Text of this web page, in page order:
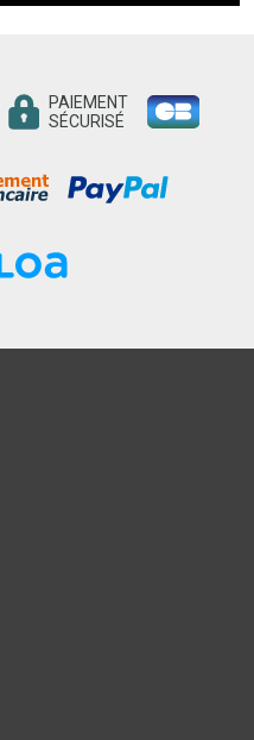
PAIEMENT
SÉCURISÉ